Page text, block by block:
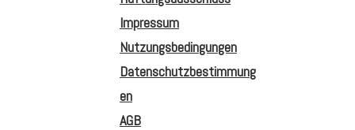
Impressum
Nutzungsbedingungen
Datenschutzbestimmung
en
AGB